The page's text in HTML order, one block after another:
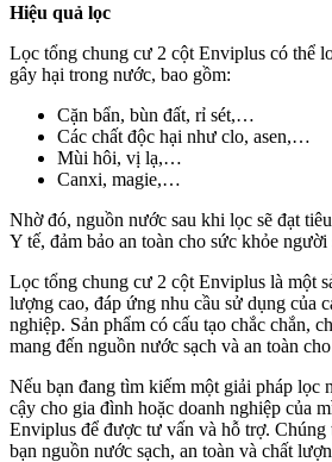
Hiệu quả lọc
Lọc tổng chung cư 2 cột Enviplus có thể
gây hại trong nước, bao gồm:
Cặn bẩn, bùn đất, rỉ sét,…
Các chất độc hại như clo, asen,…
Mùi hôi, vị lạ,…
Canxi, magie,…
Nhờ đó, nguồn nước sau khi lọc sẽ đạt
Y tế, đảm bảo an toàn cho sức khỏe người
Lọc tổng chung cư 2 cột Enviplus là một
lượng cao, đáp ứng nhu cầu sử dụng của
nghiệp. Sản phẩm có cấu tạo chắc chắn,
mang đến nguồn nước sạch và an toàn
Nếu bạn đang tìm kiếm một giải pháp lọc
cậy cho gia đình hoặc doanh nghiệp của
Enviplus để được tư vấn và hỗ trợ. Chúng
bạn nguồn nước sạch, an toàn và chất